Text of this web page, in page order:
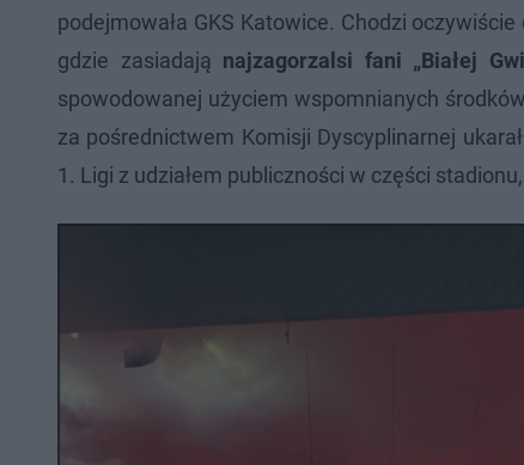
podejmowała GKS Katowice. Chodzi
gdzie zasiadają najzagorzalsi fani „Białej
spowodowanej użyciem wspomnianych
za pośrednictwem Komisji Dyscyplinarnej
1. Ligi z udziałem publiczności w części